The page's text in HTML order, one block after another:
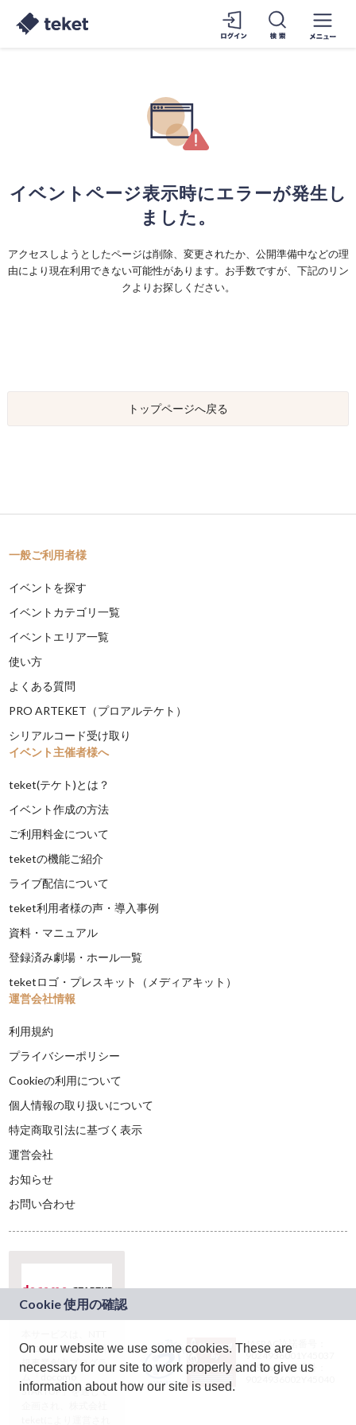
イベントページ表示時にエラーが発生し
ました。
アクセスしようとしたページは削除、変更されたか、公開準備中などの理
由により現在利用できない可能性があります。お手数ですが、下記のリン
クよりお探しください。
トップページへ戻る
一般ご利用者様
イベントを探す
イベントカテゴリ一覧
イベントエリア一覧
使い方
よくある質問
PRO ARTEKET（プロアルテケト）
シリアルコード受け取り
イベント主催者様へ
teket(テケト)とは？
イベント作成の方法
ご利用料金について
teketの機能ご紹介
ライブ配信について
teket利用者様の声・導入事例
資料・マニュアル
登録済み劇場・ホール一覧
teketロゴ・プレスキット（メディアキット）
運営会社情報
利用規約
プライバシーポリシー
Cookieの利用について
個人情報の取り扱いについて
特定商取引法に基づく表示
運営会社
お知らせ
お問い合わせ
ドコモグループの新
規事業創出プログラ
ム「docomo
STARTUP」を通じて
JASRAC許諾番号：
9024936001Y45037
JASRAC許諾番号：
On our website we use some cookies. These are
necessary for our site to work properly and to give us
information about how our site is used.